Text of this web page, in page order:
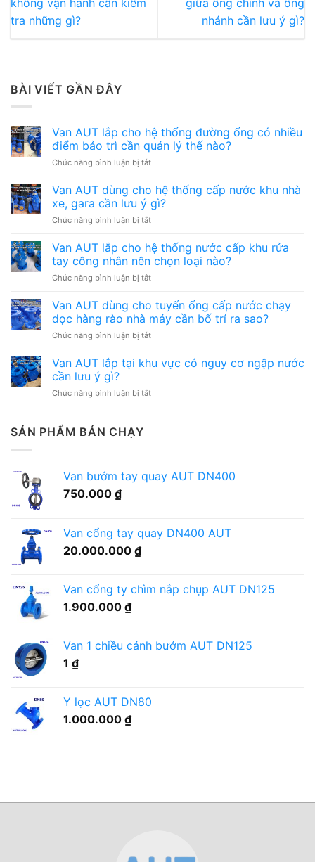
không vận hành cần kiểm
tra những gì?
giữa ống chính và ống
nhánh cần lưu ý gì?
BÀI VIẾT GẦN ĐÂY
Van AUT lắp cho hệ thống đường ống có nhiều
điểm bảo trì cần quản lý thế nào?
Chức năng bình luận bị tắtở
AUT
lắp
cho
hệ
đường
ống
nhiều
bảo
trì
quản
thế
Van AUT dùng cho hệ thống cấp nước khu nhà
xe, gara cần lưu ý gì?
Chức năng bình luận bị tắtở
AUT
dùng
cho
hệ
cấp
nước
nhà
gara
ý
Van AUT lắp cho hệ thống nước cấp khu rửa
tay công nhân nên chọn loại nào?
Chức năng bình luận bị tắtở
AUT
cho
hệ
nước
rửa
nào?
Van AUT dùng cho tuyến ống cấp nước chạy
dọc hàng rào nhà máy cần bố trí ra sao?
Chức năng bình luận bị tắtở
AUT
dùng
tuyến
rào
trí
Van AUT lắp tại khu vực có nguy cơ ngập nước
cần lưu ý gì?
Chức năng bình luận bị tắtở
có
cần
SẢN PHẨM BÁN CHẠY
Van bướm tay quay AUT DN400
750.000 ₫
Van cổng tay quay DN400 AUT
20.000.000 ₫
Van cổng ty chìm nắp chụp AUT DN125
1.900.000 ₫
Van 1 chiều cánh bướm AUT DN125
1 ₫
Y lọc AUT DN80
1.000.000 ₫